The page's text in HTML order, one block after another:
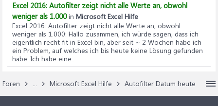
Excel 2016: Autofilter zeigt nicht alle Werte an, obwohl
weniger als 1.000in Microsoft Excel Hilfe
Excel 2016: Autofilter zeigt nicht alle Werte an, obwohl
weniger als 1.000: Hallo zusammen, ich würde sagen, dass ich
eigentlich recht fit in Excel bin, aber seit ~ 2 Wochen habe ich
ein Problem, auf welches ich bis heute keine Lösung gefunden
habe: Ich habe eine...
Foren ... Microsoft Excel Hilfe Autofilter Datum heute